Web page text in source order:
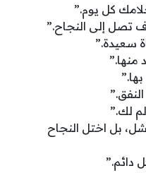
كل يوم.”
تصل إلى النجاح.”
سعيدة.”
منها.”
لك.”
بل اختل النجاح
دائم.”